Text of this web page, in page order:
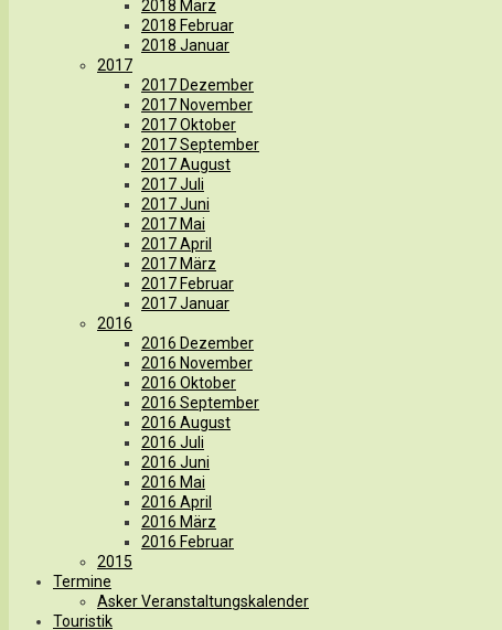
2018 März
2018 Februar
2018 Januar
2017
2017 Dezember
2017 November
2017 Oktober
2017 September
2017 August
2017 Juli
2017 Juni
2017 Mai
2017 April
2017 März
2017 Februar
2017 Januar
2016
2016 Dezember
2016 November
2016 Oktober
2016 September
2016 August
2016 Juli
2016 Juni
2016 Mai
2016 April
2016 März
2016 Februar
2015
Termine
Asker Veranstaltungskalender
Touristik